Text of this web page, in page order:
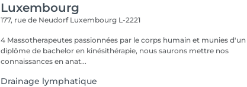
Luxembourg
177, rue de Neudorf Luxembourg L-2221
4 Massotherapeutes passionnées par le corps humain et munies d'un
diplôme de bachelor en kinésithérapie, nous saurons mettre nos
connaissances en anat...
Drainage lymphatique